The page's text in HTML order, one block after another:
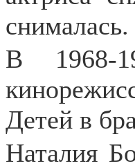
снималась.
В 1968-
Детей в
Наталия